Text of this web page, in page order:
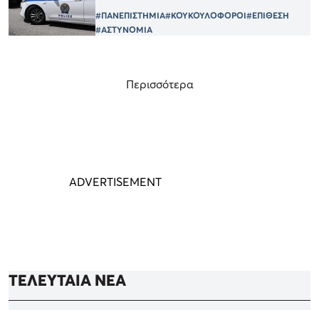
#ΠΑΝΕΠΙΣΤΗΜΙΑ#ΚΟΥΚΟΥΛΟΦΟΡΟΙ#ΕΠΙΘΕΣΗ
#ΑΣΤΥΝΟΜΙΑ
Περισσότερα
ΤΕΛΕΥΤΑΙΑ ΝΕΑ